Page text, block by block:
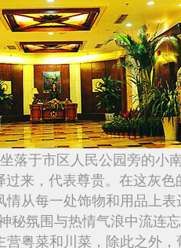
落于市区人民公园旁的小
来，代表尊贵。在这灰
从每一处饰物和用品上
秘氛围与热情气浪中流连
粤菜和川菜，除此之外